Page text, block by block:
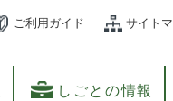
ご利用ガイド サイト
しごとの情報